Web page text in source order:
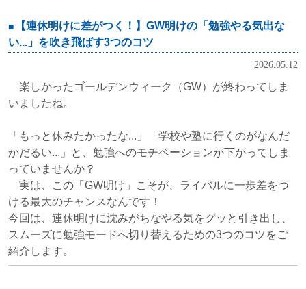
【連休明けに差がつく！】GW明けの「勉強やる気出な
い...」を吹き飛ばす3つのコツ
2026.05.12
楽しかったゴールデンウィーク（GW）が終わってしま
いましたね。
「もっと休みたかったな...」「学校や塾に行くのがなんだ
かだるい...」と、勉強へのモチベーションが下がってしま
っていませんか？
実は、この「GW明け」こそが、ライバルに一歩差をつ
ける最大のチャンスなんです！
今回は、連休明けに沈みがちなやる気をグッと引き出し、
スムーズに勉強モードへ切り替えるための3つのコツをご
紹介します。